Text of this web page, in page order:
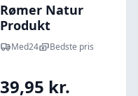
Rømer Natur
Produkt
Æblecider eddike
Ø - 750 ml.
Med24 Bedste pris
39,95 kr.